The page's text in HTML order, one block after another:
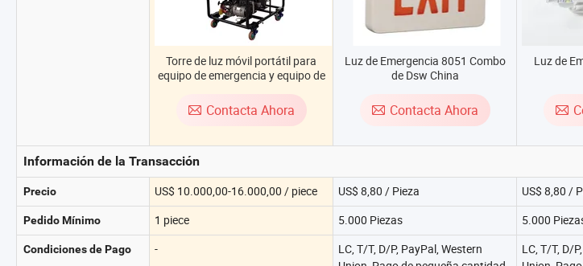
Torre de luz móvil portátil para
equipo de emergencia y equipo de
Contacta Ahora
Luz de Emergencia 8051 Combo
de Dsw China
Contacta Ahora
Luz de
Información de la Transacción
Precio US$ 10.000,00-16.000,00 / piece US$ 8,80 / Pieza US$ 8,80 /
Pedido Mínimo 1 piece 5.000 Piezas 5.000
Condiciones de Pago -
LC, T/T, D/P, PayPal, Western
LC, T/T, D/